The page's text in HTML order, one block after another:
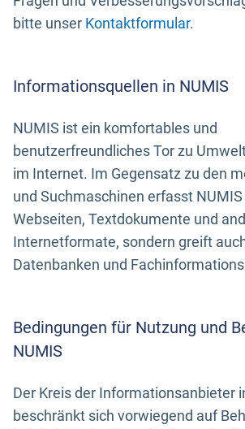
bitte unser Kontaktformular.
Informationsquellen in NUMIS
NUMIS ist ein komfortables und
benutzerfreundliches Tor zu
im Internet. Im Gegensatz zu den
und Suchmaschinen erfasst
Webseiten, Textdokumente und
Internetformate, sondern greift
Datenbanken und
Bedingungen für Nutzung und
NUMIS
Der Kreis der Informationsanbieter
beschränkt sich vorwiegend auf